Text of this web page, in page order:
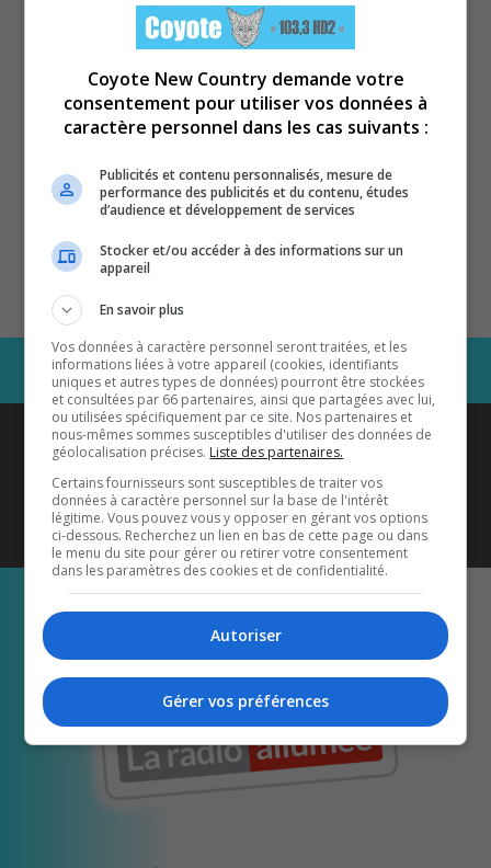
Coyote New Countryest diffusé
également sur1033 HD2
Écoutez-nous aussi sur…
Coyote New Country demande votre
consentement pour utiliser vos données à
caractère personnel dans les cas suivants :
Publicités et contenu personnalisés, mesure de
performance des publicités et du contenu, études
d’audience et développement de services
Stocker et/ou accéder à des informations sur un
appareil
En savoir plus
Vos données à caractère personnel seront traitées, et les
informations liées à votre appareil (cookies, identifiants
uniques et autres types de données) pourront être stockées
et consultées par 66 partenaires, ainsi que partagées avec lui,
ou utilisées spécifiquement par ce site. Nos partenaires et
nous-mêmes sommes susceptibles d'utiliser des données de
géolocalisation précises. Liste des partenaires.
Certains fournisseurs sont susceptibles de traiter vos
données à caractère personnel sur la base de l'intérêt
légitime. Vous pouvez vous y opposer en gérant vos options
ci-dessous. Recherchez un lien en bas de cette page ou dans
le menu du site pour gérer ou retirer votre consentement
dans les paramètres des cookies et de confidentialité.
Autoriser
Gérer vos préférences